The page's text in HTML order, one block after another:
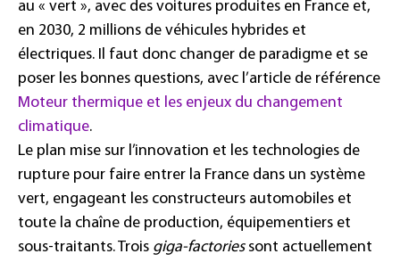
au « vert », avec des voitures produites en France et,
en 2030, 2 millions de véhicules hybrides et
électriques. Il faut donc changer de paradigme et se
poser les bonnes questions, avec l’article de référence
Moteur thermique et les enjeux du changement
climatique.
Le plan mise sur l’innovation et les technologies de
rupture pour faire entrer la France dans un système
vert, engageant les constructeurs automobiles et
toute la chaîne de production, équipementiers et
sous-traitants. Trois giga-factoriessont actuellement